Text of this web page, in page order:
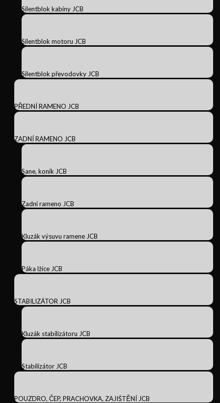
Silentblok kabíny JCB
Silentblok motoru JCB
Silentblok převodovky JCB
PŘEDNÍ RAMENO JCB
ZADNÍ RAMENO JCB
Sane, koník JCB
Zadní rameno JCB
Kluzák výsuvu ramene JCB
Páka lžíce JCB
STABILIZÁTOR JCB
Kluzák stabilizátoru JCB
Stabilizátor JCB
POUZDRO, ČEP, PRACHOVKA, ZAJIŠTĚNÍ JCB